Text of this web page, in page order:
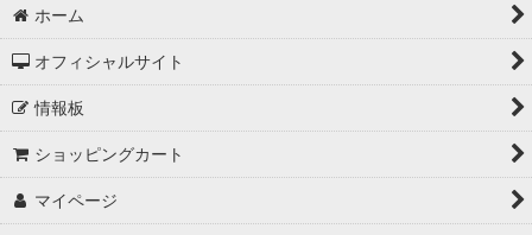
ホーム
オフィシャルサイト
情報板
ショッピングカート
マイページ